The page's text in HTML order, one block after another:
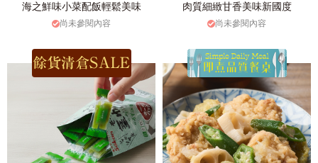
海之鮮味小菜配飯輕鬆美味
尚未參閱內容
肉質細緻甘香美味新國度
尚未參閱內容